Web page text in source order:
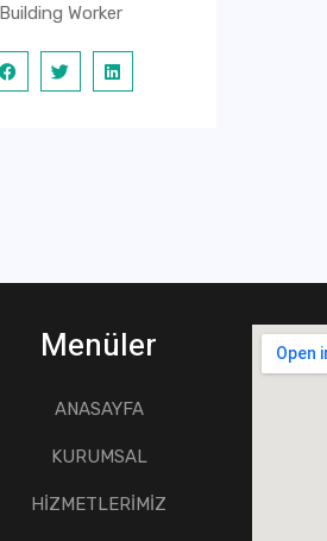
Building Worker
Menüler
ANASAYFA
KURUMSAL
HİZMETLERİMİZ